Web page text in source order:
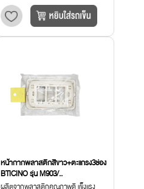
หน้ากากพลาสติกสีขาว+ตะแกรง3ช่อง
BTICINO รุ่น M903/..
ผลิตจากพลาสติกคุณภาพดี แข็งแรง